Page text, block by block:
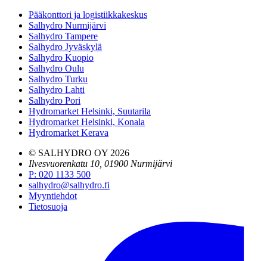
Pääkonttori ja logistiikkakeskus
Salhydro Nurmijärvi
Salhydro Tampere
Salhydro Jyväskylä
Salhydro Kuopio
Salhydro Oulu
Salhydro Turku
Salhydro Lahti
Salhydro Pori
Hydromarket Helsinki, Suutarila
Hydromarket Helsinki, Konala
Hydromarket Kerava
© SALHYDRO OY 2026
Ilvesvuorenkatu 10, 01900 Nurmijärvi
P: 020 1133 500
salhydro@salhydro.fi
Myyntiehdot
Tietosuoja